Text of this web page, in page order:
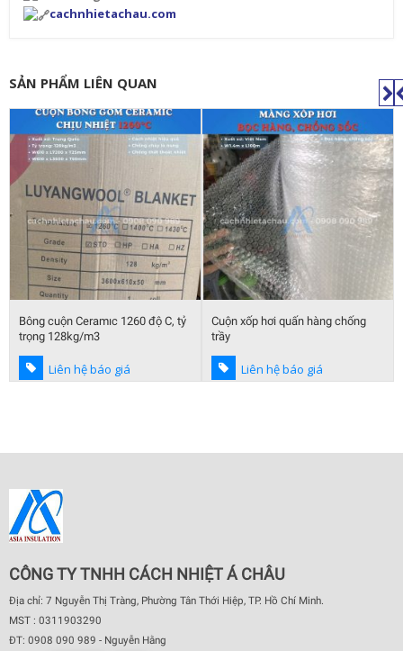
cachnhietachau.com
SẢN PHẨM LIÊN QUAN
Bông cuộn Ceramıc 1260 độ C, tỷ
trọng 128kg/m3
Liên hệ báo giá
Cuộn xốp hơi quấn hàng chống
trầy
Liên hệ báo giá
CÔNG TY TNHH CÁCH NHIỆT Á CHÂU
Địa chỉ: 7 Nguyễn Thị Tràng, Phường Tân Thới Hiệp, TP. Hồ Chí Minh.
MST : 0311903290
ĐT: 0908 090 989 - Nguyễn Hằng